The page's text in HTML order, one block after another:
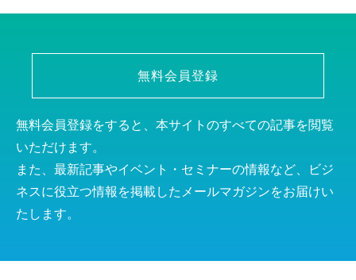
無料会員登録
無料会員登録をすると、本サイトのすべての記事を閲覧
いただけます。
また、最新記事やイベント・セミナーの情報など、ビジ
ネスに役立つ情報を掲載したメールマガジンをお届けい
たします。